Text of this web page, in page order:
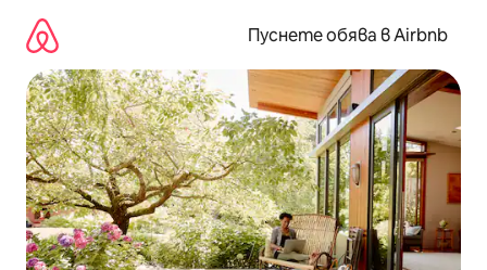
съдържанието
Пуснете обява в Airbnb